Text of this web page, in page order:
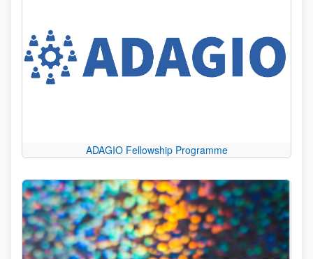
ADAGIO Fellowship Programme